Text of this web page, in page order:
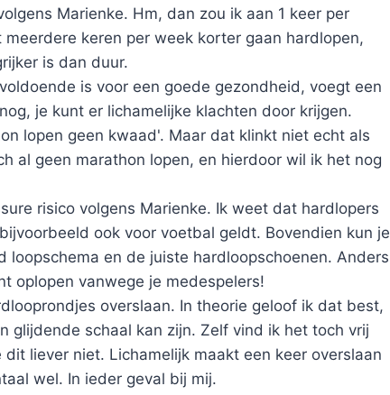
Marienke. Hm, dan zou ik aan 1 keer per
keren per week korter gaan hardlopen,
is dan duur.
is voor een goede gezondheid, voegt een
je kunt er lichamelijke klachten door krijgen.
lopen geen kwaad'. Maar dat klinkt niet echt als
al geen marathon lopen, en hierdoor wil ik het nog
risico volgens Marienke. Ik weet dat hardlopers
ook voor voetbal geldt. Bovendien kun je
loopschema en de juiste hardloopschoenen. Anders
oplopen vanwege je medespelers!
overslaan. In theorie geloof ik dat best,
glijdende schaal kan zijn. Zelf vind ik het toch vrij
liever niet. Lichamelijk maakt een keer overslaan
wel. In ieder geval bij mij.